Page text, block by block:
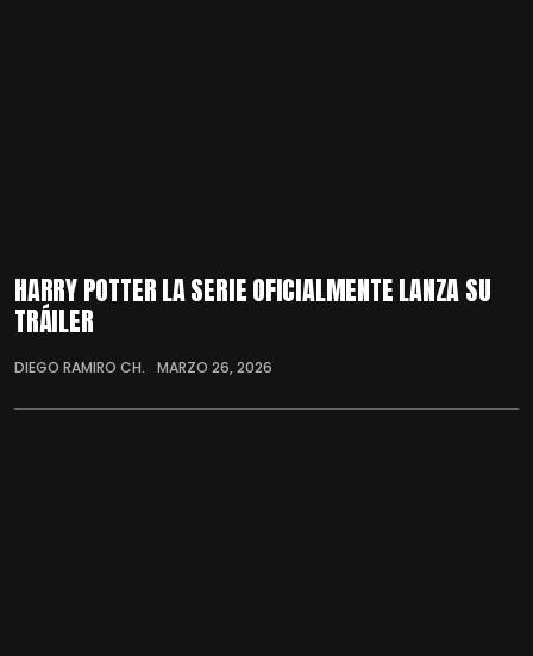
HARRY POTTER LA SERIE OFICIALMENTE LANZA SU
TRÁILER
DIEGO RAMIRO CH. MARZO 26, 2026